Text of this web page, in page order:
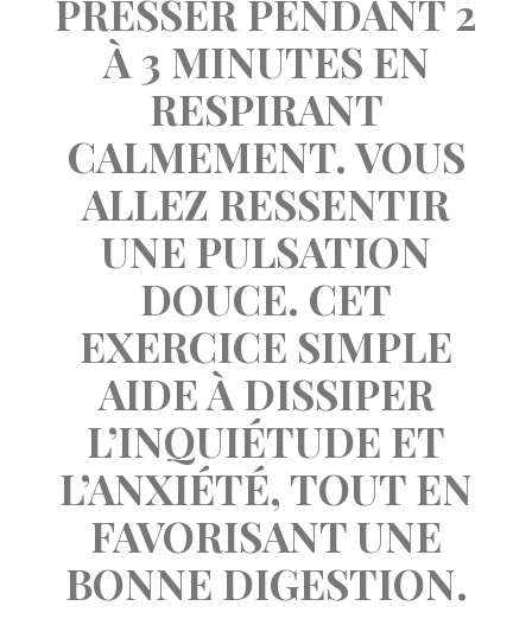
PRESSER PENDANT 2
À 3 MINUTES EN
RESPIRANT
CALMEMENT. VOUS
ALLEZ RESSENTIR
UNE PULSATION
DOUCE. CET
EXERCICE SIMPLE
AIDE À DISSIPER
L’INQUIÉTUDE ET
L’ANXIÉTÉ, TOUT EN
FAVORISANT UNE
BONNE DIGESTION.